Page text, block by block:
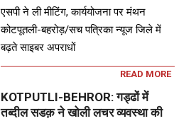
एसपी ने ली मीटिंग, कार्ययोजना पर मंथन
कोटपूतली-बहरोड़/सच पत्रिका न्यूज जिले में
बढ़ते साइबर अपराधों
READ MORE
KOTPUTLI-BEHROR: गड्ढों में
तब्दील सडक़ ने खोली लचर व्यवस्था की